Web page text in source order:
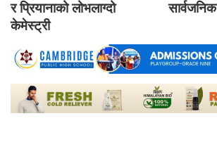
र प्रियानाको लोभलाग्दो
केमेस्ट्री
सार्वजनिक